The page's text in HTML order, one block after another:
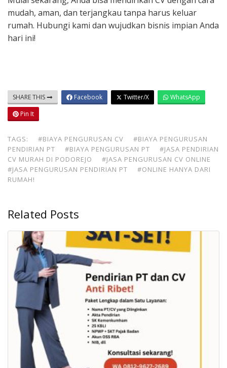
mudah, aman, dan terjangkau tanpa harus keluar
rumah. Hubungi kami dan wujudkan bisnis impian Anda
hari ini!
SHARE THIS Facebook Twitter/X
WhatsApp
Pin It
TAGS: #BIAYA PENGURUSAN CV
#BIAYA PENGURUSAN
PENDIRIAN PT
#BIAYA PENGURUSAN PT
#JASA PENDIRIAN
CV MURAH DI PODOREJO
#JASA PENGURUSAN CV ONLINE
#JASA PENGURUSAN PENDIRIAN PT
#ONLINE HANYA DARI
RUMAH!
Related Posts